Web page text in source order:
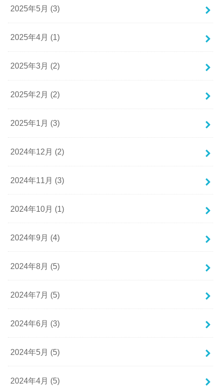
2025年5月 (3)
2025年4月 (1)
2025年3月 (2)
2025年2月 (2)
2025年1月 (3)
2024年12月 (2)
2024年11月 (3)
2024年10月 (1)
2024年9月 (4)
2024年8月 (5)
2024年7月 (5)
2024年6月 (3)
2024年5月 (5)
2024年4月 (5)